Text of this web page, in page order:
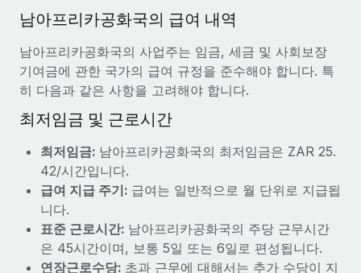
기기 관리
법인 설립
법인 설립을 빠르고 준법적으로 지원
글로벌 인재 이동 및 전근
직원 해외 이전을 간편하게 처리
복리후생
손쉬운 직원 복리후생 관리
(DevOps/MLOps)에게 AI 네이티브...
자세히 알아보기
계약직 관리와 급여 업무를 위해 Remote와 전략적 파
트너십을 맺은 Reverse Tech
Reverse Tech 한눈에 보기 건강 및 웰니스 스타트업인 Reverse
Tech는 Remote와 파트너십을 맺고 글로벌 계약직 인력 및 미국
급여 관리를 통해 국제 노동법...
자세히 알아보기
글로벌 급여
계약자 관리
블로그
Remote 제품 관련 소식: Gusto 및 Xero와의 통합과
Remote Contractor Management Plus
남아프리카공화국의 급여 내역
남아프리카공화국의 사업주는 임금, 세금 및 사회보장
기여금에 관한 국가의 급여 규정을 준수해야 합니다. 특
히 다음과 같은 사항을 고려해야 합니다.
최저임금 및 근로시간
최저임금: 남아프리카공화국의 최저임금은 ZAR 25.
42/시간입니다.
급여 지급 주기: 급여는 일반적으로 월 단위로 지급됩
니다.
표준 근로시간: 남아프리카공화국의 주당 근무시간
은 45시간이며, 보통 5일 또는 6일로 편성됩니다.
연장근로수당: 초과 근무에 대해서는 추가 수당이 지